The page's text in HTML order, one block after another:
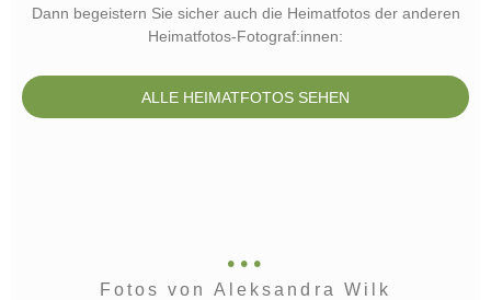
Dann begeistern Sie sicher auch die Heimatfotos der anderen
Heimatfotos-Fotograf:innen:
ALLE HEIMATFOTOS SEHEN
Fotos von Aleksandra Wilk